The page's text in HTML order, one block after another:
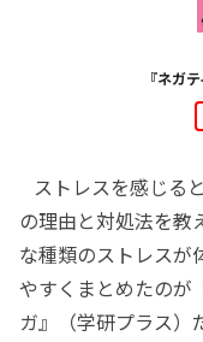
『ネガ
ストレスを感じる
の理由と対処法を教
な種類のストレスが
やすくまとめたの
ガ』（学研プラス）